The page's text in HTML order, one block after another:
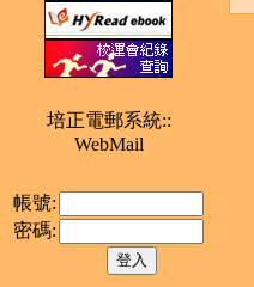
培正電郵系統::
WebMail
帳號:
密碼: